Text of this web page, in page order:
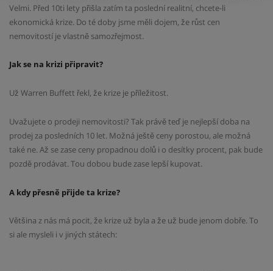
Velmi. Před 10ti lety přišla zatím ta poslední realitní, chcete-li
ekonomická krize. Do té doby jsme měli dojem, že růst cen
nemovitostí je vlastně samozřejmost.
Jak se na krizi připravit?
Už Warren Buffett řekl, že krize je příležitost.
Uvažujete o prodeji nemovitosti? Tak právě teď je nejlepší doba na
prodej za posledních 10 let. Možná ještě ceny porostou, ale možná
také ne. Až se zase ceny propadnou dolů i o desítky procent, pak bude
pozdě prodávat. Tou dobou bude zase lepší kupovat.
A kdy přesně přijde ta krize?
Většina z nás má pocit, že krize už byla a že už bude jenom dobře. To
si ale mysleli i v jiných státech: